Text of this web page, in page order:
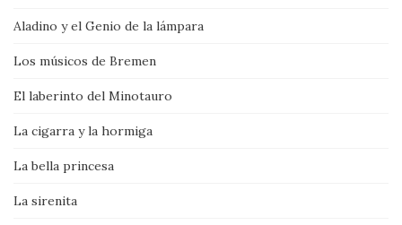
Aladino y el Genio de la lámpara
Los músicos de Bremen
El laberinto del Minotauro
La cigarra y la hormiga
La bella princesa
La sirenita